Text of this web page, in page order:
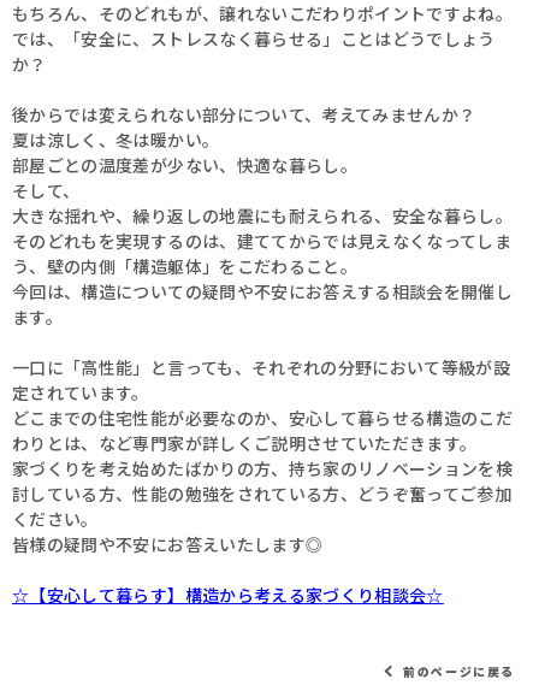
もちろん、そのどれもが、譲れないこだわりポイントですよね。
では、「安全に、ストレスなく暮らせる」ことはどうでしょう
か？
後からでは変えられない部分について、考えてみませんか？
夏は涼しく、冬は暖かい。
部屋ごとの温度差が少ない、快適な暮らし。
そして、
大きな揺れや、繰り返しの地震にも耐えられる、安全な暮らし。
そのどれもを実現するのは、建ててからでは見えなくなってしま
う、壁の内側「構造躯体」をこだわること。
今回は、構造についての疑問や不安にお答えする相談会を開催し
ます。
一口に「高性能」と言っても、それぞれの分野において等級が設
定されています。
どこまでの住宅性能が必要なのか、安心して暮らせる構造のこだ
わりとは、など専門家が詳しくご説明させていただきます。
家づくりを考え始めたばかりの方、持ち家のリノベーションを検
討している方、性能の勉強をされている方、どうぞ奮ってご参加
ください。
皆様の疑問や不安にお答えいたします◎
☆【安心して暮らす】構造から考える家づくり相談会☆
前のページに戻る